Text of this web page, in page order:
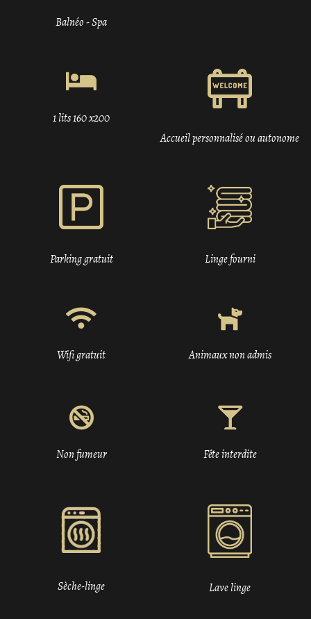
Balnéo - Spa
1 lits 160 x200
Accueil personnalisé ou autonome
Parking gratuit Linge fourni
Wifi gratuit Animaux non admis
Non fumeur Fête interdite
Sèche-linge Lave linge